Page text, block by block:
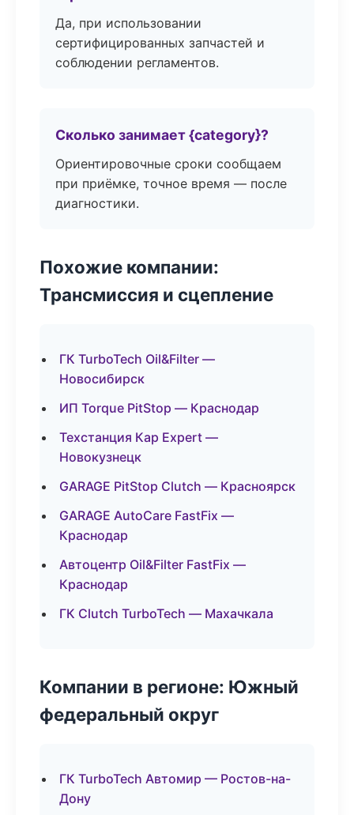
Да, при использовании
сертифицированных запчастей и
соблюдении регламентов.
Сколько занимает {category}?
Ориентировочные сроки сообщаем
при приёмке, точное время — после
диагностики.
Похожие компании:
Трансмиссия и сцепление
ГК TurboTech Oil&Filter —
Новосибирск
ИП Torque PitStop — Краснодар
Техстанция Кар Expert —
Новокузнецк
GARAGE PitStop Clutch — Красноярск
GARAGE AutoCare FastFix —
Краснодар
Автоцентр Oil&Filter FastFix —
Краснодар
ГК Clutch TurboTech — Махачкала
Компании в регионе: Южный
федеральный округ
ГК TurboTech Автомир — Ростов-на-
Дону